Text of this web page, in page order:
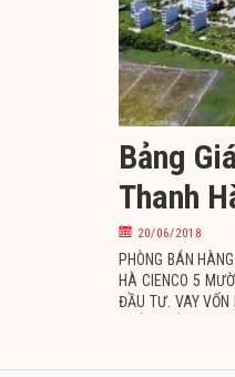
Bảng
Thanh
20/06/2018
PHÒNG BÁN
HÀ CIENCO 5
ĐẦU TƯ. VAY